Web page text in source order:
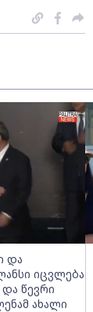
და
იცვლება
და წევრი
ახალი